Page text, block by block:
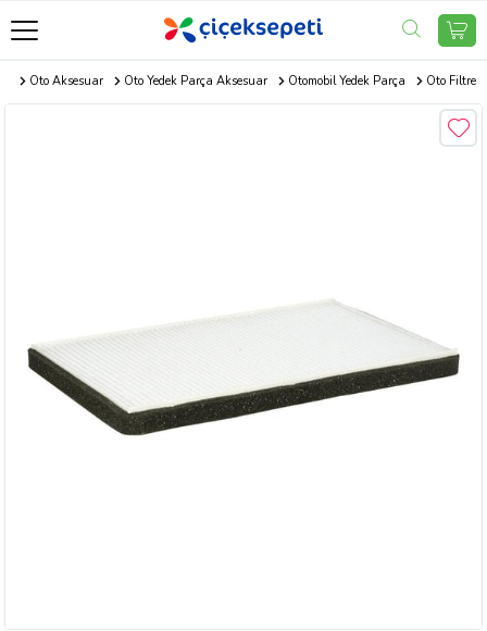
Oto Aksesuar Oto Yedek Parça Aksesuar Otomobil Yedek Parça Oto Filtre